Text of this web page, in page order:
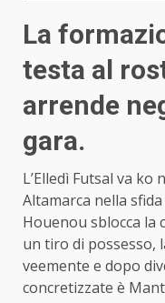
La
testa al
arrende
gara.
L’Elledì Futsal va
Altamarca nella
Houenou sblocca la
un tiro di possesso,
veemente e dopo
concretizzate è